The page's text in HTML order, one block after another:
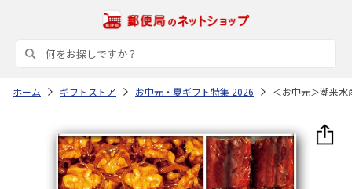
ホーム ギフトストア お中元・夏ギフト特集 2026 ＜お中元＞潮来水